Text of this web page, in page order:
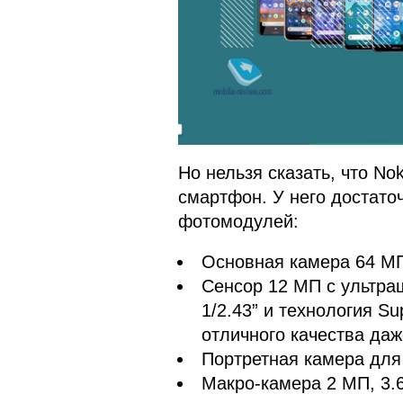
Но нельзя сказать, что
смартфон. У него
фотомодулей:
Основная камера 64
Сенсор 12 МП с
1/2.43” и технология
отличного качества
Портретная камера
Макро-камера 2 МП,